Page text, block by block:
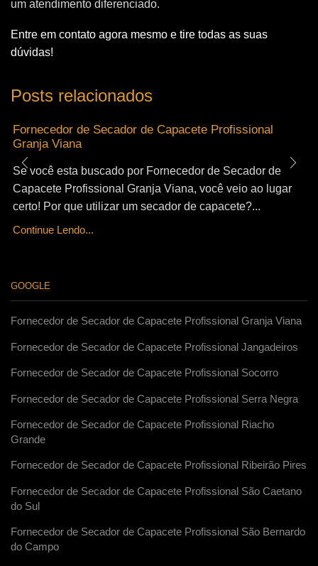
um atendimento diferenciado.
Entre em contato agora mesmo e tire todas as suas
dúvidas!
Posts relacionados
Fornecedor de Secador de Capacete Profissional
Granja Viana
Se você esta buscado por Fornecedor de Secador de
Capacete Profissional Granja Viana, você veio ao lugar
certo! Por que utilizar um secador de capacete?...
Continue Lendo...
GOOGLE
Fornecedor de Secador de Capacete Profissional Granja Viana
Fornecedor de Secador de Capacete Profissional Jangadeiros
Fornecedor de Secador de Capacete Profissional Socorro
Fornecedor de Secador de Capacete Profissional Serra Negra
Fornecedor de Secador de Capacete Profissional Riacho
Grande
Fornecedor de Secador de Capacete Profissional Ribeirão Pires
Fornecedor de Secador de Capacete Profissional São Caetano
do Sul
Fornecedor de Secador de Capacete Profissional São Bernardo
do Campo